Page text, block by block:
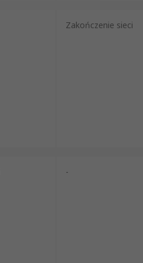
Zakończenie sieci
-